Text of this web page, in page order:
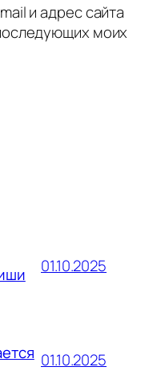
и адрес сайта
моих
01.10.2025
01.10.2025